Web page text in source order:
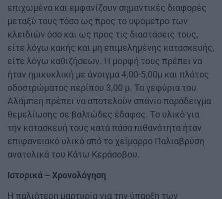
επιχωμένα και εμφανίζουν σημαντικές διαφορές
μεταξύ τους τόσο ως προς το υψόμετρο των
κλειδιών όσο και ως προς τις διαστάσεις τους,
είτε λόγω κακής και μη επιμελημένης κατασκευής,
είτε λόγω καθιζήσεων. Η μορφή τους πρέπει να
ήταν ημικυκλική με άνοιγμα 4,00-5,00μ και πλάτος
οδοστρώματος περίπου 3,00 μ. Τα γεφύρια του
Αλάμπεη πρέπει να αποτελούν σπάνιο παράδειγμα
θεμελίωσης σε βαλτώδες έδαφος. Το υλικό για
την κατασκευή τους κατά πάσα πιθανότητα ήταν
επιφανειακό υλικό από το χείμαρρο Παλιαβρύση
ανατολικά του Κάτω Κεράσοβου.
Ιστορικά – Χρονολόγηση
Η παλιότερη μαρτυρία για την ύπαρξη των